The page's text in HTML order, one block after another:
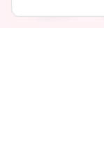
PromujOgłoszenia